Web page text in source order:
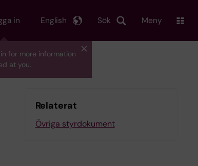
in
for more information
at you.
Sök
English Meny
Relaterat
Övriga styrdokument